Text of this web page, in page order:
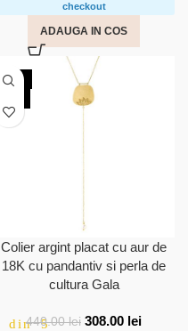
checkout
ADAUGA IN COS
din 5
-30%
Colier argint placat cu aur de
18K cu pandantiv si perla de
cultura Gala
440.00lei 308.00 lei